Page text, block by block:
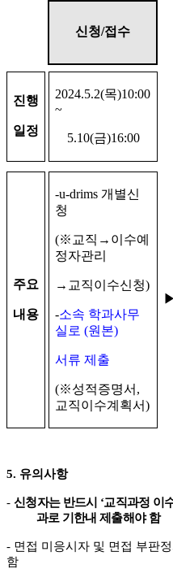
신청/접수
진행
일정
2024.5.2(목)10:00
~
5.10(금)16:00
주요
내용
-u-drims 개별신
청
(※ 교직 → 이수예
정자관리
→ 교직이수신청)
-소속 학과사무
실로 (원본)
서류 제출
(※성적증명서 ,
교직이수계획서)
▶
5. 유의사항
- 신청자는 반드시 ‘교직과정 이
과로 기한내 제출해야 함
- 면접 미응시자 및 면접 부판
함